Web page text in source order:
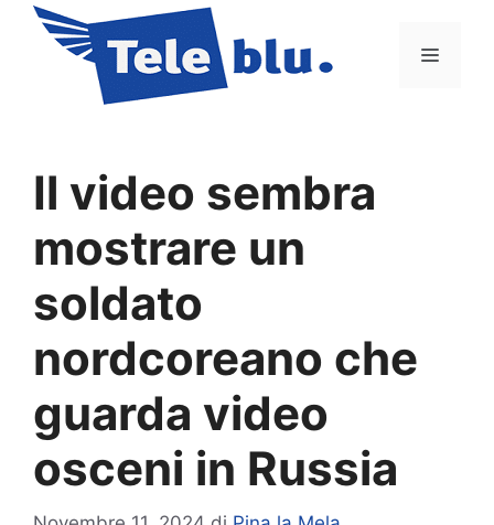
contenuto
Menu
Il video sembra
mostrare un
soldato
nordcoreano che
guarda video
osceni in Russia